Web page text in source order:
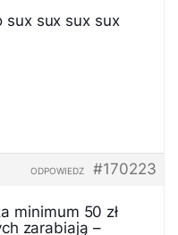
sux sux sux sux
#170223
ODPOWIEDZ
minimum 50 zł
zarabiają –